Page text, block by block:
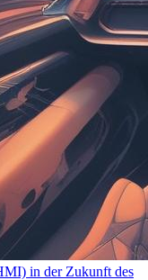
in der Zukunft des